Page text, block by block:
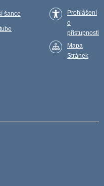
šance
Prohlášení
o
přístupnosti
Mapa
Stránek